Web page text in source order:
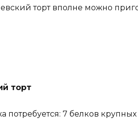
торт вполне можно
торт
потребуется: 7 белков